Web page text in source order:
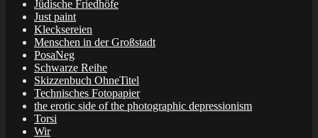
Jüdische Friedhöfe
Just paint
Klecksereien
Menschen in der Großstadt
PosaNeg
Schwarze Reihe
Skizzenbuch OhneTitel
Technisches Fotopapier
the erotic side of the photographic depressionism
Torsi
Wir